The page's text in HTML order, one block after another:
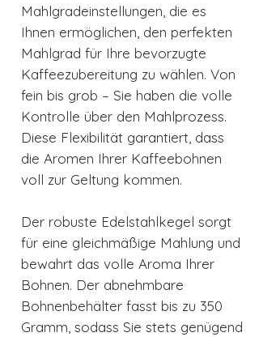
Mahlgradeinstellungen, die es
Ihnen ermöglichen, den perfekten
Mahlgrad für Ihre bevorzugte
Kaffeezubereitung zu wählen. Von
fein bis grob – Sie haben die volle
Kontrolle über den Mahlprozess.
Diese Flexibilität garantiert, dass
die Aromen Ihrer Kaffeebohnen
voll zur Geltung kommen.
Der robuste Edelstahlkegel sorgt
für eine gleichmäßige Mahlung und
bewahrt das volle Aroma Ihrer
Bohnen. Der abnehmbare
Bohnenbehälter fasst bis zu 350
Gramm, sodass Sie stets genügend